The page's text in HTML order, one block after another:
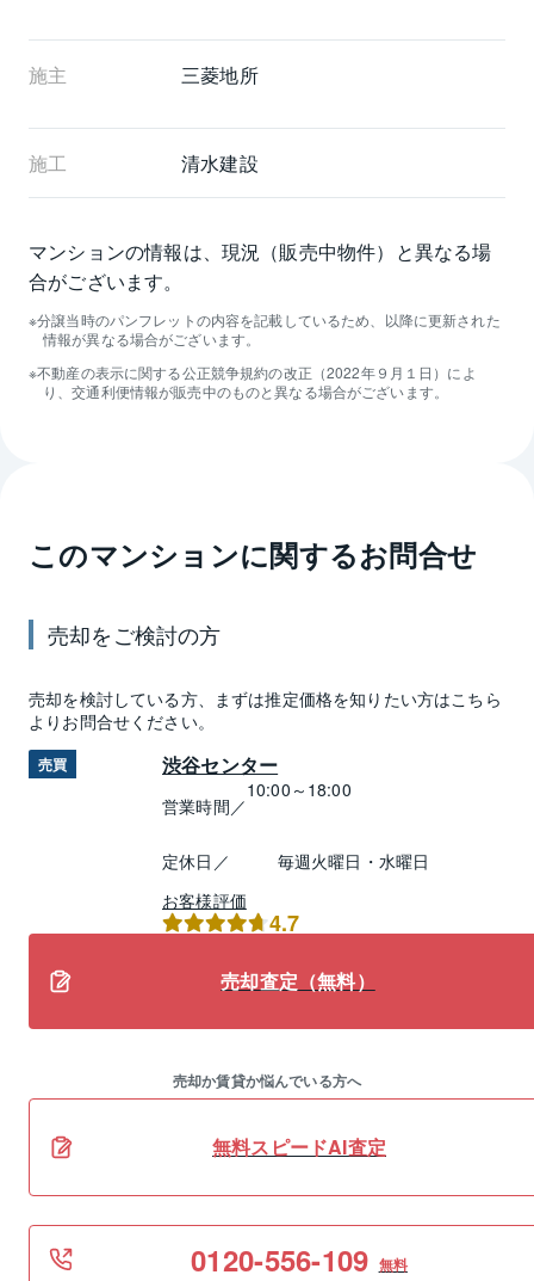
施主 三菱地所
施工 清水建設
マンションの情報は、現況（販売中物件）と異なる場
合がございます。
分譲当時のパンフレットの内容を記載しているため、以降に更新された
情報が異なる場合がございます。
不動産の表示に関する公正競争規約の改正（2022年９月１日）によ
り、交通利便情報が販売中のものと異なる場合がございます。
このマンションに関するお問合せ
売却をご検討の方
売却を検討している方、まずは推定価格を知りたい方はこちら
よりお問合せください。
売買 渋谷センター
営業時間／
10:00～18:00
定休日／
毎週火曜日・水曜日
お客様評価
4.7
売却査定（無料）
売却か賃貸か悩んでいる方へ
無料スピードAI査定
0120-556-109 無料